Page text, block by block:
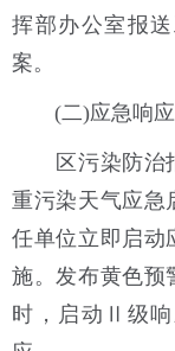
挥部办公室报
案。
(二)应急响应
区污染防治指
重污染天气应急
任单位立即启动
施。发布黄色
时，启动Ⅱ级